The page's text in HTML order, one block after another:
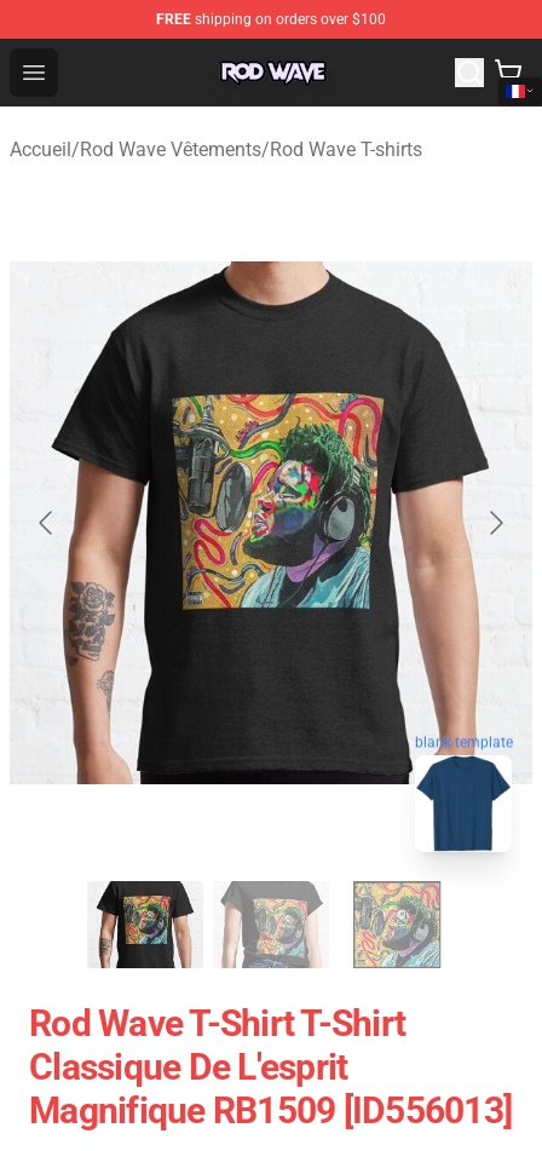
FREE shipping on orders over $100
Open menu
Rod Wave Shop - Official Rod Wave Merchandise Store
Accueil/Rod Wave Vêtements/Rod Wave T-shirts
blank template
Rod Wave T-Shirt T-Shirt
Classique De L'esprit
Magnifique RB1509 [ID556013]